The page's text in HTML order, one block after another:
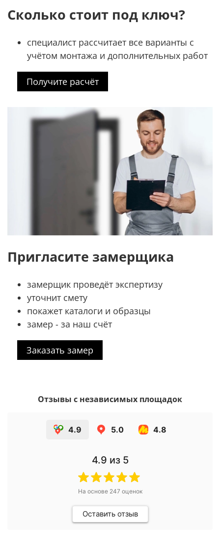
Сколько стоит под ключ?
специалист рассчитает все варианты с
учётом монтажа и дополнительных работ
Получите расчёт
Пригласите замерщика
замерщик проведёт экспертизу
уточнит смету
покажет каталоги и образцы
замер - за наш счёт
Заказать замер
Отзывы с независимых площадок
4.9 5.0 4.8
4.9 из 5
На основе 247 оценок
Оставить отзыв